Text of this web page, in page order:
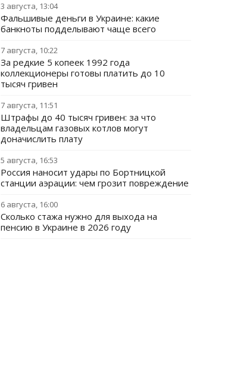
3 августа, 13:04
Фальшивые деньги в Украине: какие
банкноты подделывают чаще всего
7 августа, 10:22
За редкие 5 копеек 1992 года
коллекционеры готовы платить до 10
тысяч гривен
7 августа, 11:51
Штрафы до 40 тысяч гривен: за что
владельцам газовых котлов могут
доначислить плату
5 августа, 16:53
Россия наносит удары по Бортницкой
станции аэрации: чем грозит повреждение
6 августа, 16:00
Сколько стажа нужно для выхода на
пенсию в Украине в 2026 году